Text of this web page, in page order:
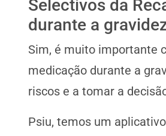
Selectivos da
durante a
Sim, é muito importante
medicação durante a
riscos e a tomar a
Psiu, temos um